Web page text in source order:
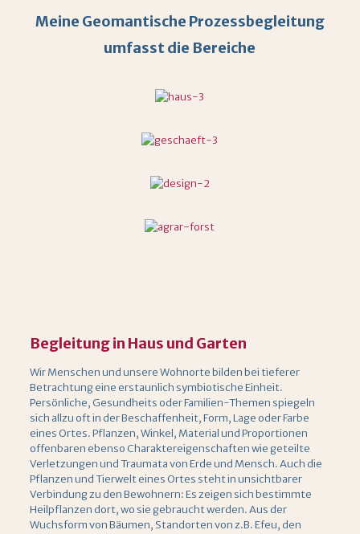
Meine Geomantische Prozessbegleitung
umfasst die Bereiche
Begleitung in Haus und Garten
Wir Menschen und unsere Wohnorte bilden bei tieferer
Betrachtung eine erstaunlich symbiotische Einheit.
Persönliche, Gesundheits oder Familien-Themen spiegeln
sich allzu oft in der Beschaffenheit, Form, Lage oder Farbe
eines Ortes. Pflanzen, Winkel, Material und Proportionen
offenbaren ebenso Charaktereigenschaften wie geteilte
Verletzungen und Traumata von Erde und Mensch. Auch die
Pflanzen und Tierwelt eines Ortes steht in unsichtbarer
Verbindung zu den Bewohnern: Es zeigen sich bestimmte
Heilpflanzen dort, wo sie gebraucht werden. Aus der
Wuchsform von Bäumen, Standorten von z.B. Efeu, den